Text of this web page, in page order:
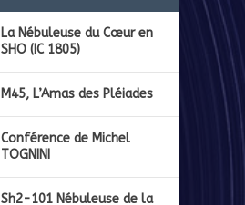
La Nébuleuse du Cœur en
SHO (IC 1805)
M45, L’Amas des Pléiades
Conférence de Michel
TOGNINI
Sh2-101 Nébuleuse de la